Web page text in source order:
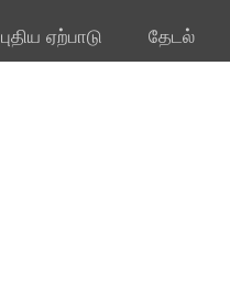
புதிய ஏற்பாடு தேடல்